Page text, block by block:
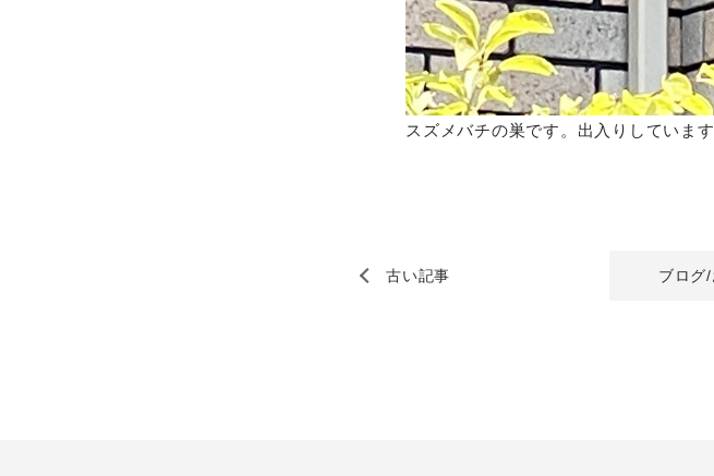
スズメバチの巣です。出入りしています
古い記事 ブログ